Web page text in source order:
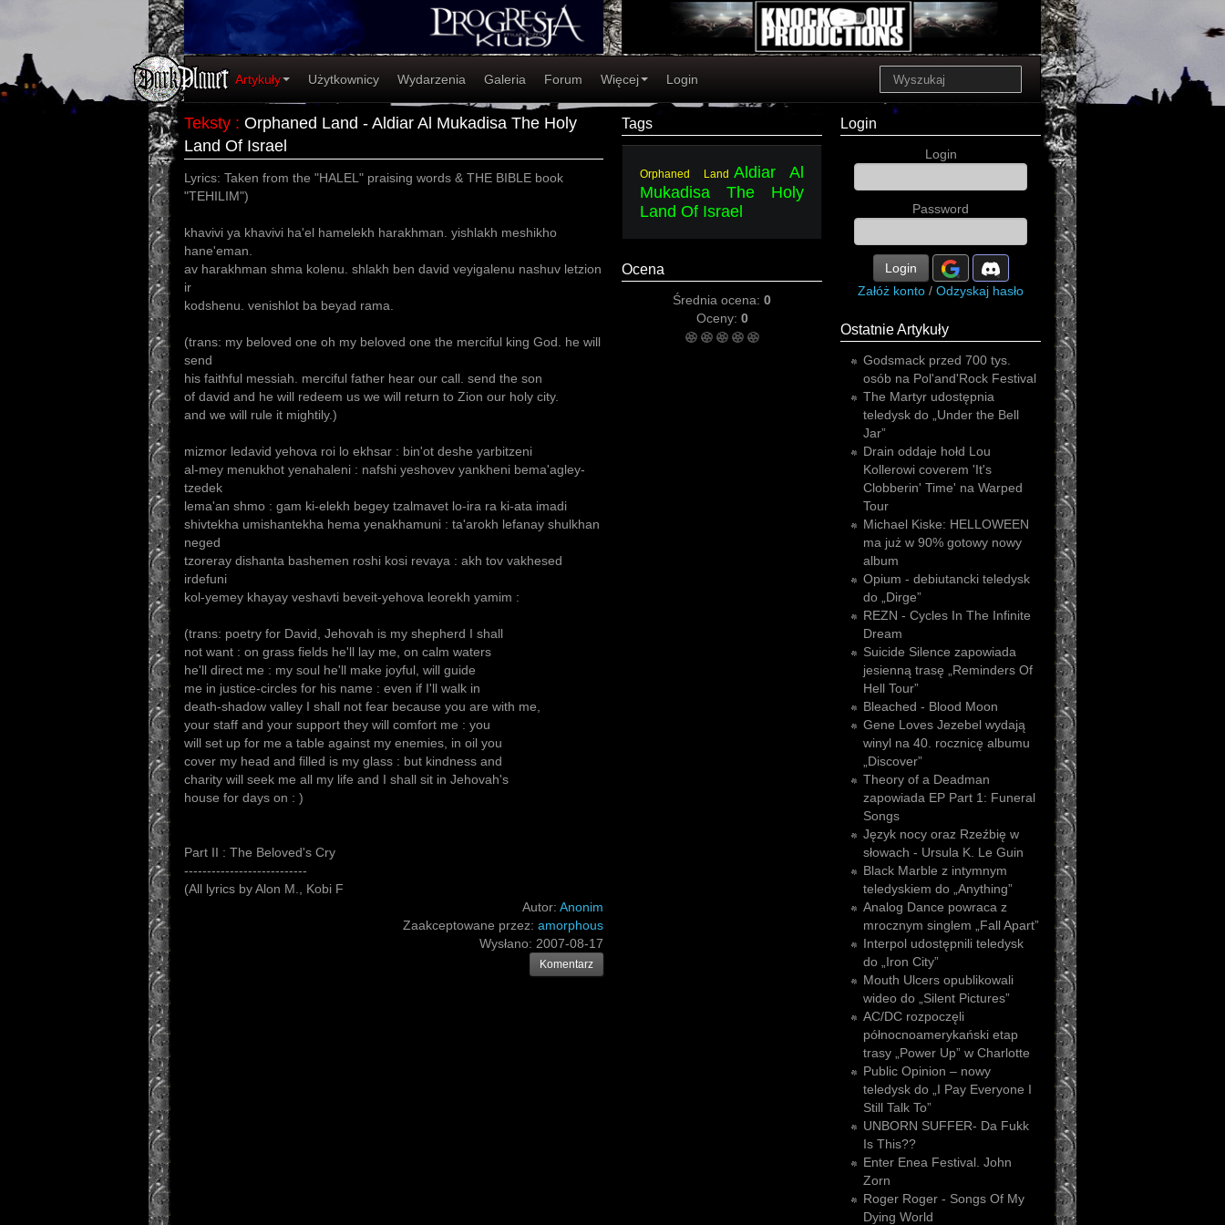
Artykuły Użytkownicy Wydarzenia Galeria Forum Więcej Login
Teksty : Orphaned Land - Aldiar Al Mukadisa The Holy
Land Of Israel
Lyrics: Taken from the "HALEL" praising words & THE BIBLE book
"TEHILIM")
khavivi ya khavivi ha'el hamelekh harakhman. yishlakh meshikho
hane'eman.
av harakhman shma kolenu. shlakh ben david veyigalenu nashuv letzion
ir
kodshenu. venishlot ba beyad rama.
(trans: my beloved one oh my beloved one the merciful king God. he will
send
his faithful messiah. merciful father hear our call. send the son
of david and he will redeem us we will return to Zion our holy city.
and we will rule it mightily.)
mizmor ledavid yehova roi lo ekhsar : bin'ot deshe yarbitzeni
al-mey menukhot yenahaleni : nafshi yeshovev yankheni bema'agley-
tzedek
lema'an shmo : gam ki-elekh begey tzalmavet lo-ira ra ki-ata imadi
shivtekha umishantekha hema yenakhamuni : ta'arokh lefanay shulkhan
neged
tzoreray dishanta bashemen roshi kosi revaya : akh tov vakhesed
irdefuni
kol-yemey khayay veshavti beveit-yehova leorekh yamim :
(trans: poetry for David, Jehovah is my shepherd I shall
not want : on grass fields he'll lay me, on calm waters
he'll direct me : my soul he'll make joyful, will guide
me in justice-circles for his name : even if I'll walk in
death-shadow valley I shall not fear because you are with me,
your staff and your support they will comfort me : you
will set up for me a table against my enemies, in oil you
cover my head and filled is my glass : but kindness and
charity will seek me all my life and I shall sit in Jehovah's
house for days on : )
Part II : The Beloved's Cry
---------------------------
(All lyrics by Alon M., Kobi F
Autor: Anonim
Zaakceptowane przez: amorphous
Wysłano: 2007-08-17
Komentarz
Tags
Orphaned Land Aldiar Al
Mukadisa The Holy
Land Of Israel
Ocena
Średnia ocena: 0
Oceny: 0
Login
Login
Password
Login
Załóż konto / Odzyskaj hasło
Ostatnie Artykuły
Godsmack przed 700 tys.
osób na Pol'and'Rock Festival
The Martyr udostępnia
teledysk do „Under the Bell
Jar”
Drain oddaje hołd Lou
Kollerowi coverem 'It's
Clobberin' Time' na Warped
Tour
Michael Kiske: HELLOWEEN
ma już w 90% gotowy nowy
album
Opium - debiutancki teledysk
do „Dirge”
REZN - Cycles In The Infinite
Dream
Suicide Silence zapowiada
jesienną trasę „Reminders Of
Hell Tour”
Bleached - Blood Moon
Gene Loves Jezebel wydają
winyl na 40. rocznicę albumu
„Discover”
Theory of a Deadman
zapowiada EP Part 1: Funeral
Songs
Język nocy oraz Rzeźbię w
słowach - Ursula K. Le Guin
Black Marble z intymnym
teledyskiem do „Anything”
Analog Dance powraca z
mrocznym singlem „Fall Apart”
Interpol udostępnili teledysk
do „Iron City”
Mouth Ulcers opublikowali
wideo do „Silent Pictures”
AC/DC rozpoczęli
północnoamerykański etap
trasy „Power Up” w Charlotte
Public Opinion – nowy
teledysk do „I Pay Everyone I
Still Talk To”
UNBORN SUFFER- Da Fukk
Is This??
Enter Enea Festival. John
Zorn
Roger Roger - Songs Of My
Dying World